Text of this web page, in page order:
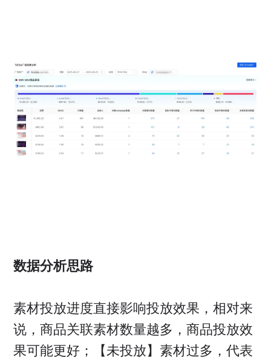
数据分析思路
素材投放进度直接影响投放效果，相对来
说，商品关联素材数量越多，商品投放效
果可能更好；【未投放】素材过多，代表